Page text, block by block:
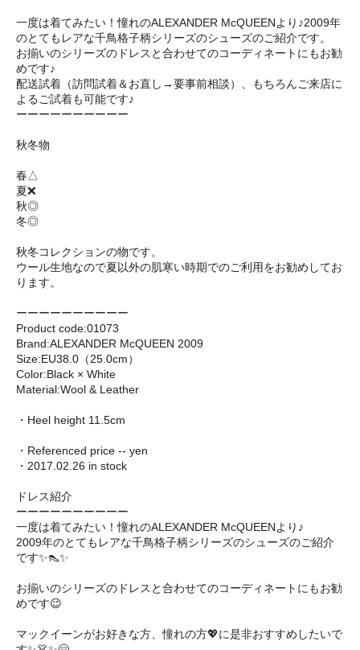
一度は着てみたい！憧れのALEXANDER McQUEENより♪2009年
のとてもレアな千鳥格子柄シリーズのシューズのご紹介です。
お揃いのシリーズのドレスと合わせてのコーディネートにもお勧
めです♪
配送試着（訪問試着＆お直し→要事前相談）、もちろんご来店に
よるご試着も可能です♪
ーーーーーーーーーー
秋冬物
春△
夏❌
秋◎
冬◎
秋冬コレクションの物です。
ウール生地なので夏以外の肌寒い時期でのご利用をお勧めしてお
ります。
ーーーーーーーーーー
Product code:01073
Brand:ALEXANDER McQUEEN 2009
Size:EU38.0（25.0cm）
Color:Black × White
Material:Wool & Leather
・Heel height 11.5cm
・Referenced price -- yen
・2017.02.26 in stock
ドレス紹介
ーーーーーーーーーー
一度は着てみたい！憧れのALEXANDER McQUEENより♪
2009年のとてもレアな千鳥格子柄シリーズのシューズのご紹介
です✨👠✨
お揃いのシリーズのドレスと合わせてのコーディネートにもお勧
めです😉
マックイーンがお好きな方、憧れの方💖に是非おすすめしたいで